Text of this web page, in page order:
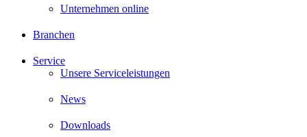
Unternehmen online
Branchen
Service
Unsere Serviceleistungen
News
Downloads